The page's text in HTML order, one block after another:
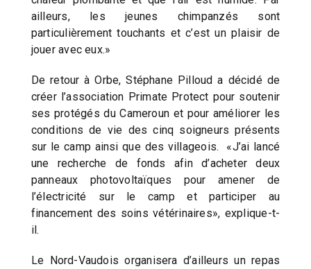
ailleurs, les jeunes chimpanzés sont
particulièrement touchants et c’est un plaisir de
jouer avec eux.»
De retour à Orbe, Stéphane Pilloud a décidé de
créer l’association Primate Protect pour soutenir
ses protégés du Cameroun et pour améliorer les
conditions de vie des cinq soigneurs présents
sur le camp ainsi que des villageois. «J’ai lancé
une recherche de fonds afin d’acheter deux
panneaux photovoltaïques pour amener de
l’électricité sur le camp et participer au
financement des soins vétérinaires», explique-t-
il.
Le Nord-Vaudois organisera d’ailleurs un repas